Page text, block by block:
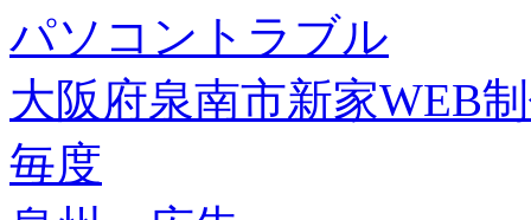
パソコントラブル
大阪府泉南市新家WEB
毎度